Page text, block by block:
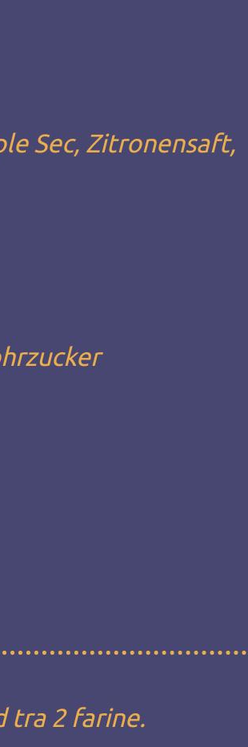
Sec, Zitronensaft,
tra 2 farine.